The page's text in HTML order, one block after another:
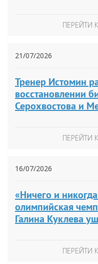
ПЕРЕЙТИ
21/07/2026
Тренер Истомин
восстановлении
Серохвостова и
ПЕРЕЙТИ
16/07/2026
«Ничего и
олимпийская
Галина Куклева
ПЕРЕЙТИ